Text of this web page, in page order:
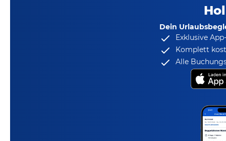
Dein
Exklusive
Komplett
Alle